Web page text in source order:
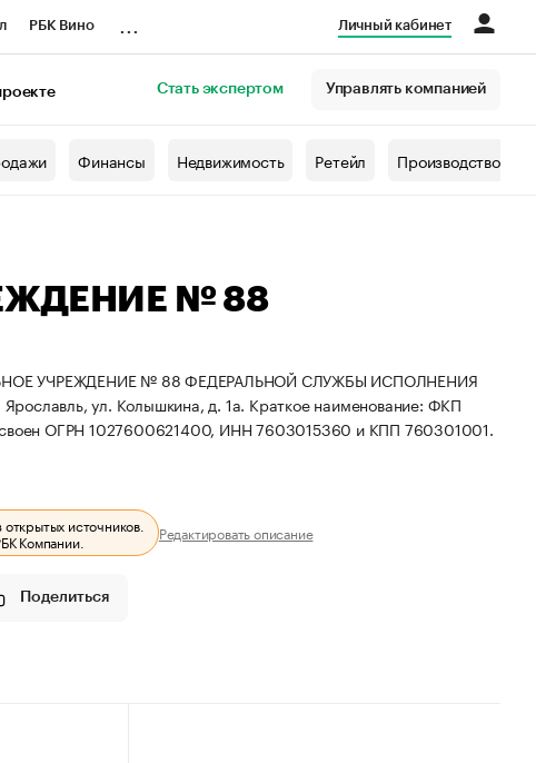
РБК Вино Личный кабинет
Стать экспертом Управлять компанией
Финансы Недвижимость Ретейл Производство
№ 88
УЧРЕЖДЕНИЕ № 88 ФЕДЕРАЛЬНОЙ СЛУЖБЫ ИСПОЛНЕНИЯ
ул. Колышкина, д. 1а. Краткое наименование: ФКП
ОГРН 1027600621400, ИНН 7603015360 и КПП 760301001.
источников.
Компании. Редактировать описание
Поделиться